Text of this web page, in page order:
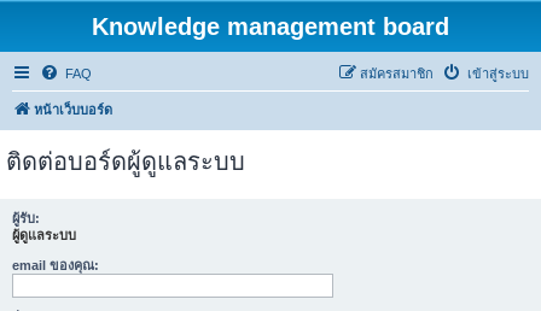
Knowledge management board
FAQ เข้าสู่ระบบ
สมัครสมาชิก
หน้าเว็บบอร์ด
ติดต่อบอร์ดผู้ดูแลระบบ
ผู้รับ:
ผู้ดูแลระบบ
email ของคุณ: